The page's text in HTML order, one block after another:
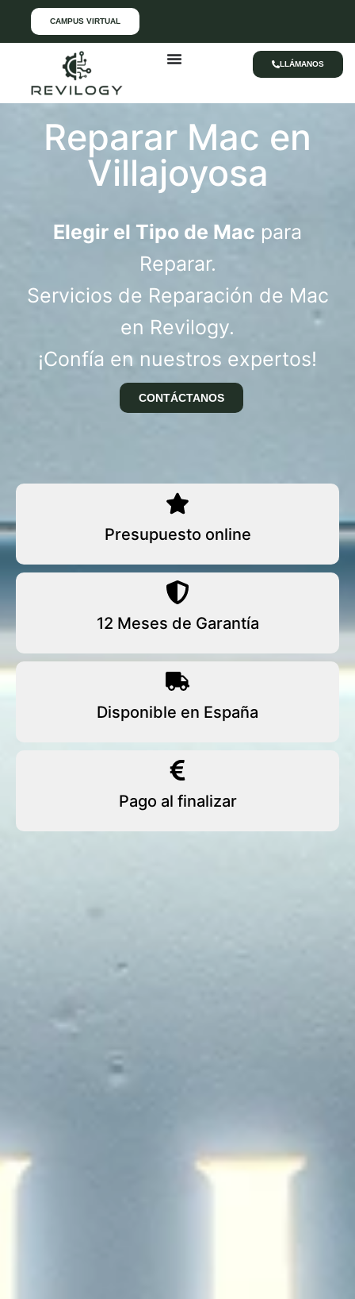
CAMPUS VIRTUAL
LLÁMANOS
Reparar Mac en
Villajoyosa
Elegir el Tipo de Mac para
Reparar.
Servicios de Reparación de Mac
en Revilogy.
¡Confía en nuestros expertos!
CONTÁCTANOS
Presupuesto online
12 Meses de Garantía
Disponible en España
Pago al finalizar